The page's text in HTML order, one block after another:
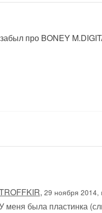
про BONEY
, 29 ноября 2014,
меня была пластинка